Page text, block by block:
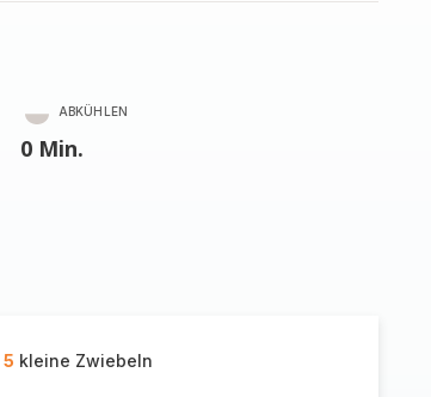
ABKÜHLEN
0 Min.
5 kleine Zwiebeln